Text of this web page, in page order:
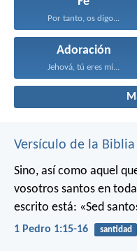
Por tanto, os digo...
Adoración
Jehová, tú eres mi...
Versículo de la
Sino, así como aquel
vosotros santos en
escrito está: «Sed
1 Pedro 1:15-16 santidad